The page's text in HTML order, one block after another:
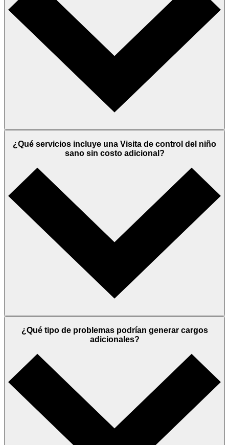
¿Qué servicios incluye una Visita de control del niño
sano sin costo adicional?
¿Qué tipo de problemas podrían generar cargos
adicionales?